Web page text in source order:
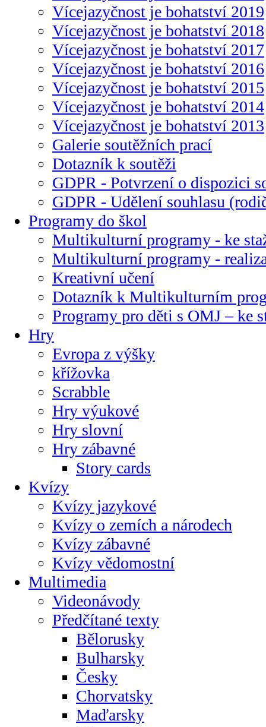
Vícejazyčnost je bohatství 2019
Vícejazyčnost je bohatství 2018
Vícejazyčnost je bohatství 2017
Vícejazyčnost je bohatství 2016
Vícejazyčnost je bohatství 2015
Vícejazyčnost je bohatství 2014
Vícejazyčnost je bohatství 2013
Galerie soutěžních prací
Dotazník k soutěži
GDPR - Potvrzení o dispozici
GDPR - Udělení souhlasu
Programy do škol
Multikulturní programy - ke
Multikulturní programy -
Kreativní učení
Dotazník k Multikulturním
Programy pro děti s OMJ – ke
Hry
Evropa z výšky
křížovka
Scrabble
Hry výukové
Hry slovní
Hry zábavné
Story cards
Kvízy
Kvízy jazykové
Kvízy o zemích a národech
Kvízy zábavné
Kvízy vědomostní
Multimedia
Videonávody
Předčítané texty
Bělorusky
Bulharsky
Česky
Chorvatsky
Maďarsky